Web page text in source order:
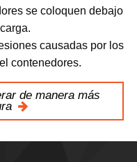
se coloquen debajo
causadas por los
contenedores.
de manera más